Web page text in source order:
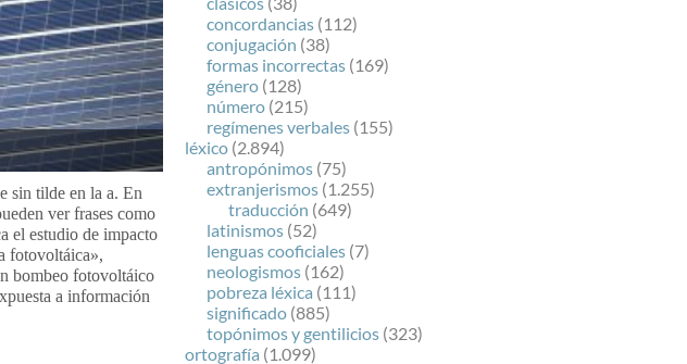
concordancias (112)
conjugación (38)
formas incorrectas (169)
género (128)
número (215)
regímenes verbales (155)
léxico (2.894)
antropónimos (75)
extranjerismos (1.255)
traducción (649)
latinismos (52)
lenguas cooficiales (7)
neologismos (162)
pobreza léxica (111)
significado (885)
topónimos y gentilicios (323)
ortografía (1.099)
sin tilde en la a. En
ver frases como
el estudio de impacto
fotovoltáica»,
bombeo fotovoltáico
a información